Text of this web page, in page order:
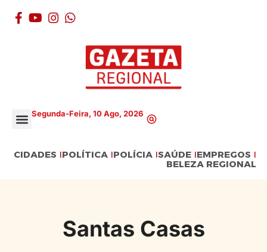
Segunda-Feira, 10 Ago, 2026
CIDADES POLÍTICA POLÍCIA SAÚDE EMPREGOS
BELEZA REGIONAL
Santas Casas